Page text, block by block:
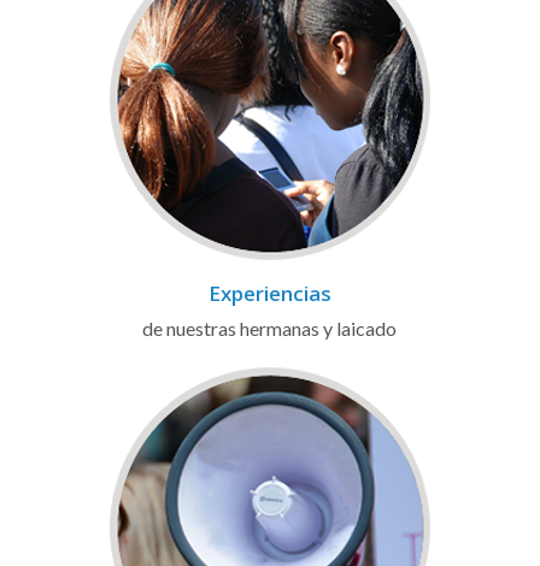
Experiencias
de nuestras hermanas y laicado